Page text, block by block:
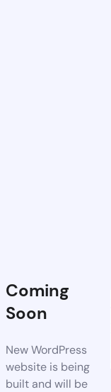
Coming
Soon
New WordPress
website is being
built and will be